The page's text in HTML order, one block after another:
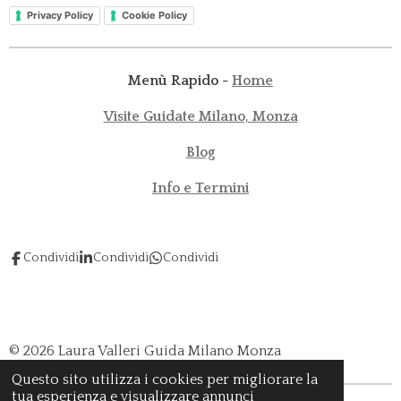
Questo sito utilizza i cookies per migliorare la
tua esperienza e visualizzare annunci
p
a
m
Privacy Policy Cookie Policy
Menù Rapido - Home
Visite Guidate Milano, Monza
Blog
Info e Termini
Condividi Condividi Condividi
© 2026 Laura Valleri Guida Milano Monza